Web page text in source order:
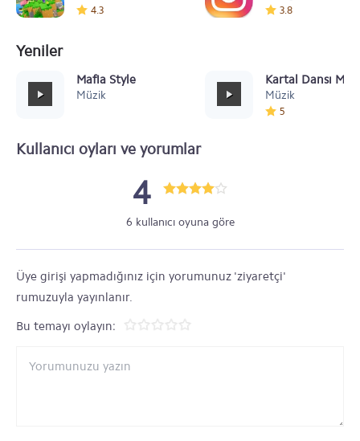
4.3 3.8
Yeniler
Mafia Style
Müzik
Kartal Dansı
Müzik
5
Kullanıcı oyları ve yorumlar
4
6 kullanıcı oyuna göre
Üye girişi yapmadığınız için yorumunuz 'ziyaretçi'
rumuzuyla yayınlanır.
Bu temayı oylayın: